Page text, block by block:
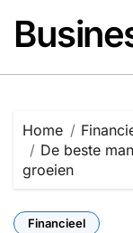
inhoud
Home
De beste
groeien
Financieel